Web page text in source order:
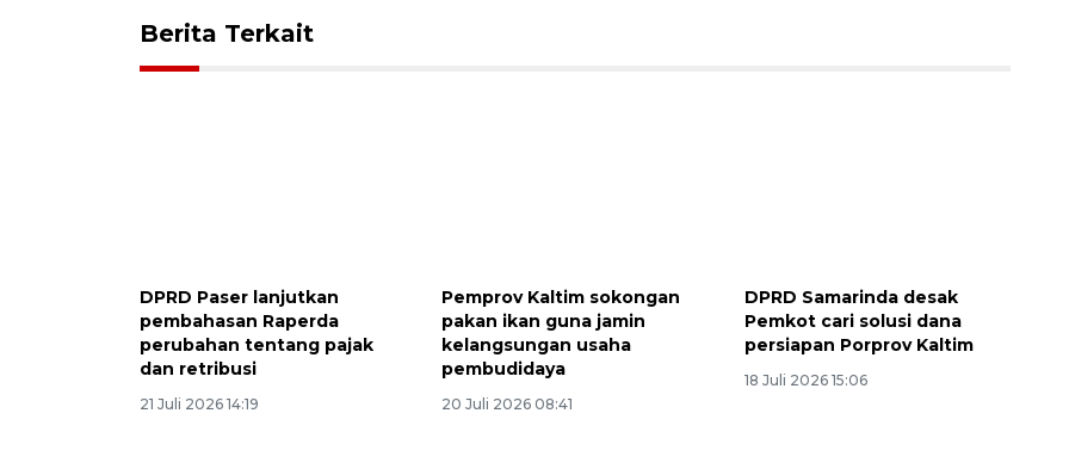
Berita Terkait
DPRD Paser lanjutkan
pembahasan Raperda
perubahan tentang pajak
dan retribusi
21 Juli 2026 14:19
Pemprov Kaltim sokongan
pakan ikan guna jamin
kelangsungan usaha
pembudidaya
20 Juli 2026 08:41
DPRD Samarinda desak
Pemkot cari solusi dana
persiapan Porprov Kaltim
18 Juli 2026 15:06